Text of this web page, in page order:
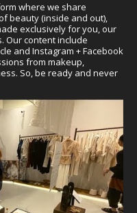
where we share
beauty (inside and out),
exclusively for you, our
Our content include
and Instagram + Facebook
from makeup,
So, be ready and never